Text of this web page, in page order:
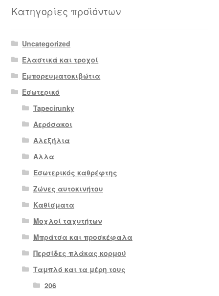
Κατηγορίες προϊόντων
Uncategorized
Ελαστικά και τροχοί
Εμπορευματοκιβώτια
Εσωτερικό
Tapecírunky
Αερόσακοι
Αλεξήλια
Αλλα
Εσωτερικός καθρέφτης
Ζώνες αυτοκινήτου
Καθίσματα
Μοχλοί ταχυτήτων
Μπράτσα και προσκέφαλα
Περσίδες πλάκας κορμού
Ταμπλό και τα μέρη τους
206